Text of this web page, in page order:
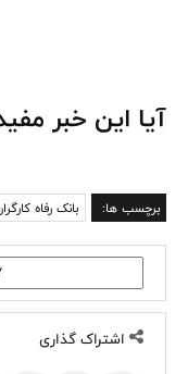
آیا این خبر
برچسب ها: بانک رفاه
اشتراک گذاری